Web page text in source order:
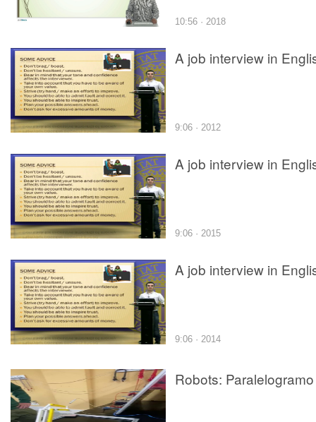
context
10:56 · 2018
A job interview in
9:06 · 2012
A job interview in
9:06 · 2015
A job interview in
9:06 · 2014
Robots: Paralelogramo